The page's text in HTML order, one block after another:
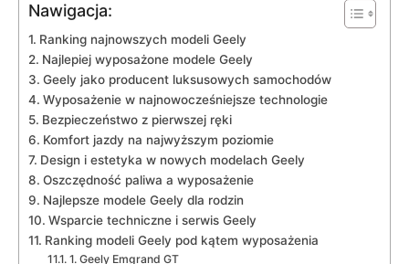
Nawigacja:
Ranking najnowszych modeli Geely
Najlepiej wyposażone modele Geely
Geely jako producent luksusowych ‍samochodów
Wyposażenie w najnowocześniejsze technologie
Bezpieczeństwo z pierwszej ręki
Komfort jazdy na najwyższym ⁤poziomie
Design i estetyka w nowych modelach Geely
Oszczędność paliwa a wyposażenie
Najlepsze modele Geely ⁣dla⁣ rodzin
Wsparcie techniczne i ⁤serwis Geely
Ranking modeli Geely pod kątem wyposażenia
1. Geely Emgrand GT